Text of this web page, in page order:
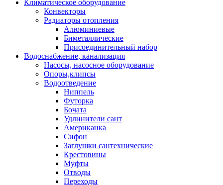
Климатическое оборудование
Конвекторы
Радиаторы отопления
Алюминиевые
Биметаллические
Присоединительный набор
Водоснабжение, канализация
Насосы, насосное оборудование
Опоры,клипсы
Водоотведение
Ниппель
Футорка
Бочата
Удлинители сант
Американка
Сифон
Заглушки сантехнические
Крестовины
Муфты
Отводы
Переходы